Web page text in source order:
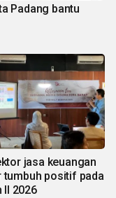
Padang bantu
jasa keuangan
tumbuh positif pada
II 2026